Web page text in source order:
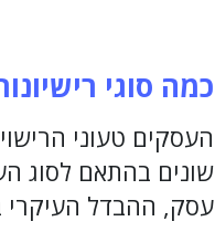
כמה סוגי
העסקים טעוני
שונים בהתאם לסוג
עסק, ההבדל העיקרי